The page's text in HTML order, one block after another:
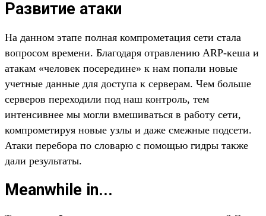
Развитие атаки
На данном этапе полная компрометация сети стала
вопросом времени. Благодаря отравлению ARP-кеша и
атакам «человек посередине» к нам попали новые
учетные данные для доступа к серверам. Чем больше
серверов переходили под наш контроль, тем
интенсивнее мы могли вмешиваться в работу сети,
компрометируя новые узлы и даже смежные подсети.
Атаки перебора по словарю с помощью гидры также
дали результаты.
Meanwhile in...